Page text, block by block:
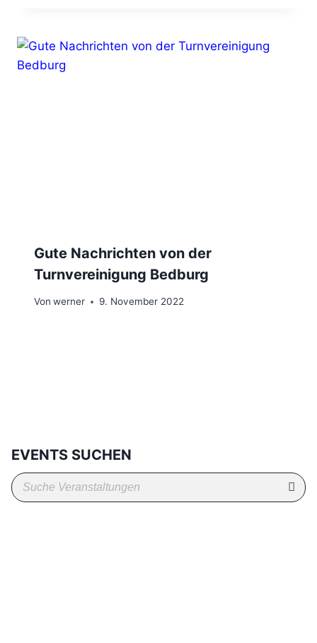
Gute Nachrichten von der
Turnvereinigung Bedburg
Von werner 9. November 2022
EVENTS SUCHEN